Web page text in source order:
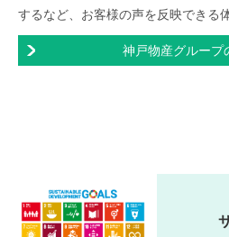
するなど、お客様の声を反映できる
神戸物産グループ